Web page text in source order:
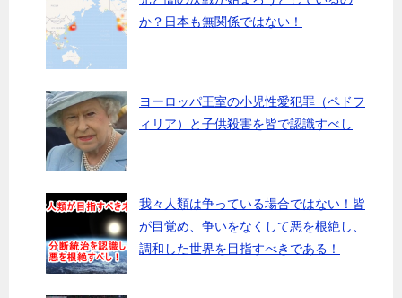
か？日本も無関係ではない！
ヨーロッパ王室の小児性愛犯罪（ペドフ
ィリア）と子供殺害を皆で認識すべし
我々人類は争っている場合ではない！皆
が目覚め、争いをなくして悪を根絶し、
調和した世界を目指すべきである！